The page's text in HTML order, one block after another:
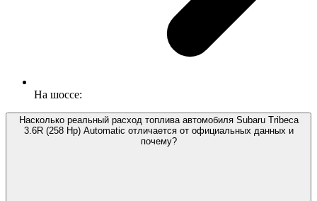
На шоссе:
Насколько реальный расход топлива автомобиля Subaru Tribeca
3.6R (258 Hp) Automatic отличается от официальных данных и
почему?